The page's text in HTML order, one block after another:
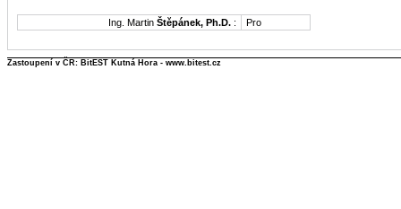
Ing. Martin Štěpánek, Ph.D. : Pro
Zastoupení v ČR: BitEST Kutná Hora - www.bitest.cz